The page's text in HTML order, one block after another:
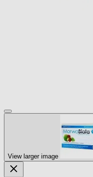
View larger image